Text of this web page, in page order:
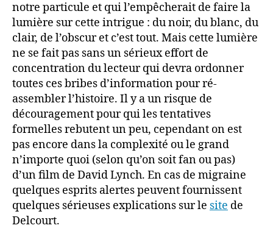
notre particule et qui l’empêcherait de faire la
lumière sur cette intrigue : du noir, du blanc, du
clair, de l’obscur et c’est tout. Mais cette lumière
ne se fait pas sans un sérieux effort de
concentration du lecteur qui devra ordonner
toutes ces bribes d’information pour ré-
assembler l’histoire. Il y a un risque de
découragement pour qui les tentatives
formelles rebutent un peu, cependant on est
pas encore dans la complexité ou le grand
n’importe quoi (selon qu’on soit fan ou pas)
d’un film de David Lynch. En cas de migraine
quelques esprits alertes peuvent fournissent
quelques sérieuses explications sur le site de
Delcourt.